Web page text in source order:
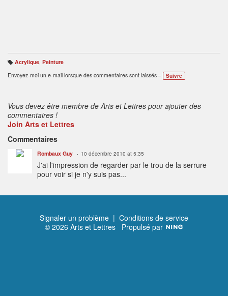
B
ali
s
Acrylique, Peinture
Envoyez-moi un e-mail lorsque des commentaires sont laissés –
Suivre
Vous devez être membre de Arts et Lettres pour ajouter des
commentaires !
Join Arts et Lettres
Commentaires
Rombaux Guy 10 décembre 2010 at 5:35
J'ai l'impression de regarder par le trou de la serrure
pour voir si je n'y suis pas...
Signaler un problème | Conditions de service
© 2026 Arts et Lettres Propulsé par